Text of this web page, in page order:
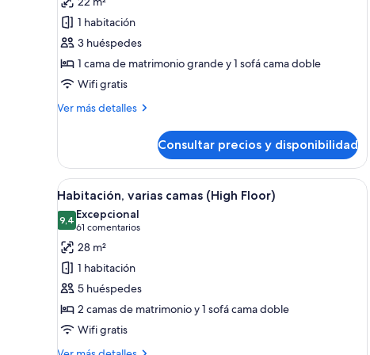
Habitación,
cama
de
matrimonio
grande
cama
1 habitación
3 huéspedes
1 cama de matrimonio grande y 1 sofá cama doble
Wifi gratis
Ver más detalles
Más
1
cama
de
matrimonio
grande
sofá
cama
Consultar precios y disponibilidad
Abrir
todas
las
fotos
de
Habitación,
varias
camas
(High
Floor)
Habitación de hotel con dos
6
Habitación, varias camas (High Floor)
9,49,4 de 10
Excepcional
61 comentarios
(61 comentarios)
28 m²
1 habitación
5 huéspedes
2 camas de matrimonio y 1 sofá cama doble
Wifi gratis